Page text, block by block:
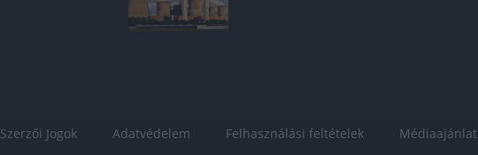
Szerzői Jogok Adatvédelem Felhasználási feltételek Médiaajánlat